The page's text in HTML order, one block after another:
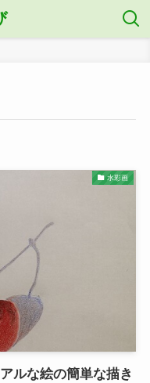
水彩画
ルな絵の簡単な描き